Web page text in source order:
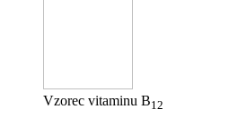
Vzorec vitaminu B12